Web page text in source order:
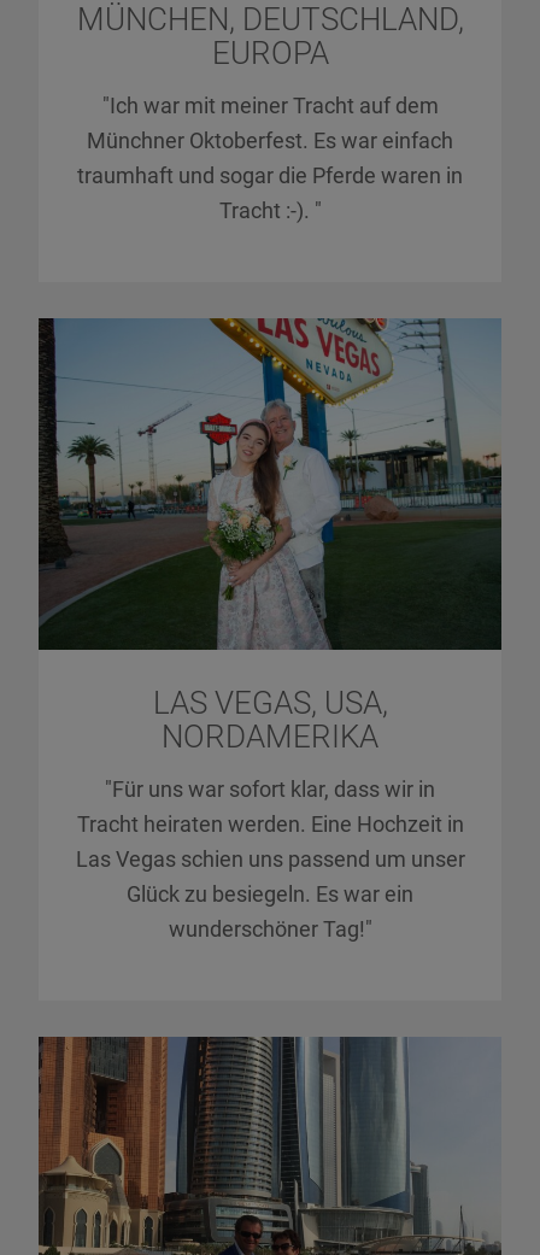
MÜNCHEN, DEUTSCHLAND,
EUROPA
"Ich war mit meiner Tracht auf dem
Münchner Oktoberfest. Es war einfach
traumhaft und sogar die Pferde waren in
Tracht :-). "
LAS VEGAS, USA,
NORDAMERIKA
"Für uns war sofort klar, dass wir in
Tracht heiraten werden. Eine Hochzeit in
Las Vegas schien uns passend um unser
Glück zu besiegeln. Es war ein
wunderschöner Tag!"